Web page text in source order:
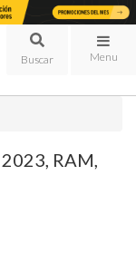
Menu
2023, RAM,